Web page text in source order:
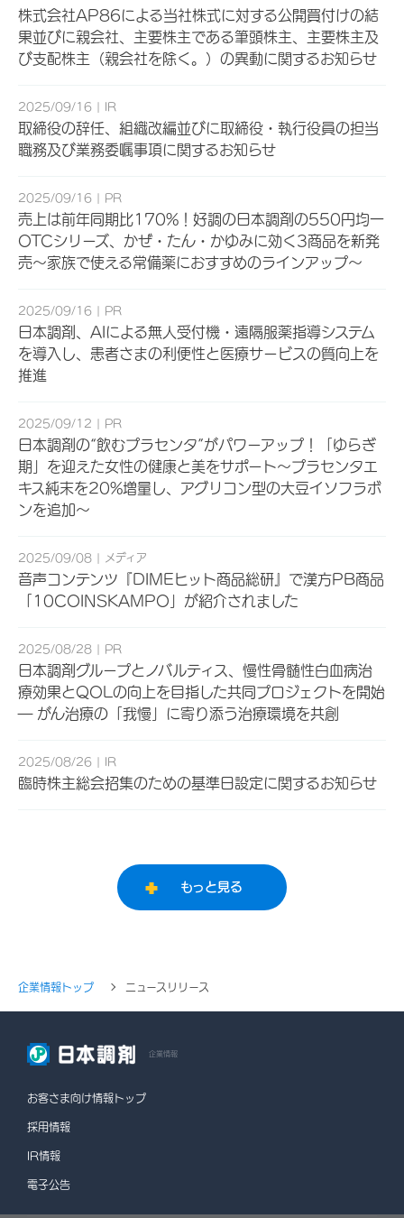
株式会社AP86による当社株式に対する公開買付けの結
果並びに親会社、主要株主である筆頭株主、主要株主及
び支配株主（親会社を除く。）の異動に関するお知らせ
2025/09/16 IR
取締役の辞任、組織改編並びに取締役・執行役員の担当
職務及び業務委嘱事項に関するお知らせ
2025/09/16 PR
売上は前年同期比170%！好調の日本調剤の550円均一
OTCシリーズ、かぜ・たん・かゆみに効く3商品を新発
売～家族で使える常備薬におすすめのラインアップ～
2025/09/16 PR
日本調剤、AIによる無人受付機・遠隔服薬指導システム
を導入し、患者さまの利便性と医療サービスの質向上を
推進
2025/09/12 PR
日本調剤の“飲むプラセンタ”がパワーアップ！「ゆらぎ
期」を迎えた女性の健康と美をサポート～プラセンタエ
キス純末を20%増量し、アグリコン型の大豆イソフラボ
ンを追加～
2025/09/08 メディア
音声コンテンツ『DIMEヒット商品総研』で漢方PB商品
「10COINSKAMPO」が紹介されました
2025/08/28 PR
日本調剤グループとノバルティス、慢性骨髄性白血病治
療効果とQOLの向上を目指した共同プロジェクトを開始
― がん治療の「我慢」に寄り添う治療環境を共創
2025/08/26 IR
臨時株主総会招集のための基準日設定に関するお知らせ
もっと見る
企業情報トップ ニュースリリース
企業情報
お客さま向け情報トップ
採用情報
IR情報
電子公告